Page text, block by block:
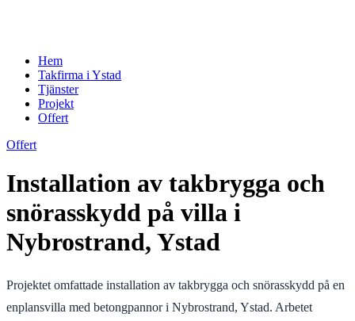
Hem
Takfirma i Ystad
Tjänster
Projekt
Offert
Offert
Installation av takbrygga och
snörasskydd på villa i
Nybrostrand, Ystad
Projektet omfattade installation av takbrygga och snörasskydd på en
enplansvilla med betongpannor i Nybrostrand, Ystad. Arbetet